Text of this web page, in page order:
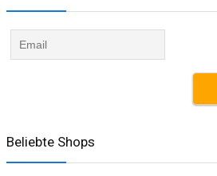
Beliebte Shops